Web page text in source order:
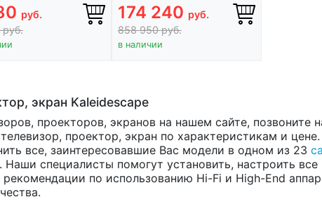
руб.
руб.
174 240 руб.
858 950руб.
в наличии
экран Kaleidescape
проекторов, экранов на нашем сайте, позвоните
проектор, экран по характеристикам и
все, заинтересовавшие Вас модели в одном из 23
специалисты помогут установить, настроить
по использованию Hi-Fi и High-End